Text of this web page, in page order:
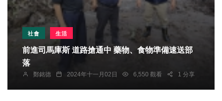
社會 生活
前進司馬庫斯 道路搶通中 藥物、食物準備速送部
落
鄭銘德 2024年十一月02日 6,550 觀看 1 分享